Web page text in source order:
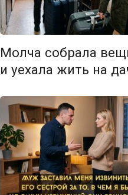
Молча собрала
и уехала жить на